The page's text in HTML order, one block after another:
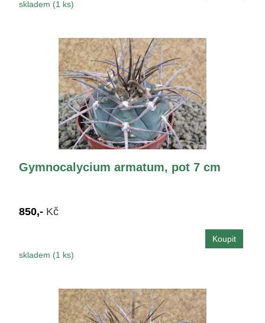
skladem (1 ks)
Gymnocalycium armatum, pot 7 cm
850,- Kč
skladem (1 ks)